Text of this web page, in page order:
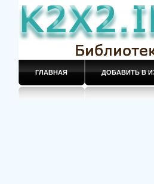
ГЛАВНАЯ ДОБАВИТЬ В